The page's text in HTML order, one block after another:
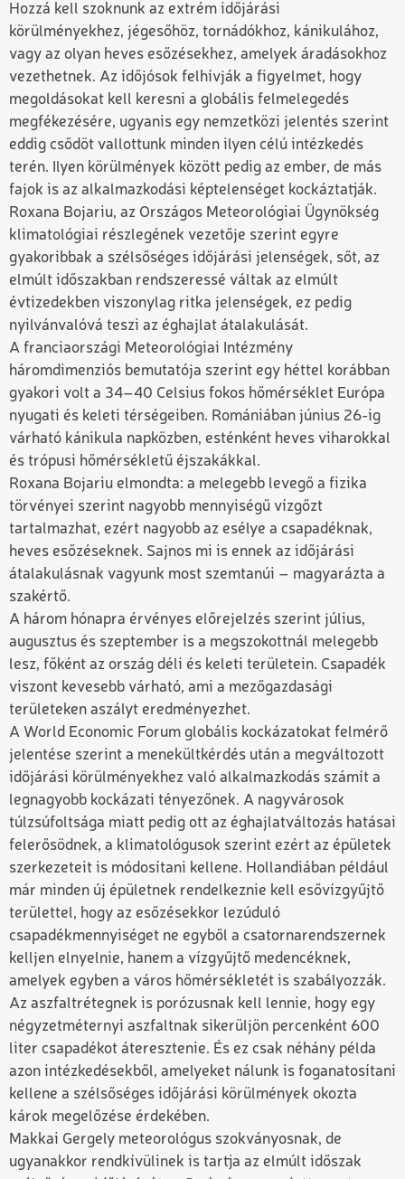
Hozzá kell szoknunk az extrém időjárási
körülményekhez, jégesőhöz, tornádókhoz, kánikulához,
vagy az olyan heves esőzésekhez, amelyek áradásokhoz
vezethetnek. Az időjósok felhívják a figyelmet, hogy
megoldásokat kell keresni a globális felmelegedés
megfékezésére, ugyanis egy nemzetközi jelentés szerint
eddig csődöt vallottunk minden ilyen célú intézkedés
terén. Ilyen körülmények között pedig az ember, de más
fajok is az alkalmazkodási képtelenséget kockáztatják.
Roxana Bojariu, az Országos Meteorológiai Ügynökség
klimatológiai részlegének vezetője szerint egyre
gyakoribbak a szélsőséges időjárási jelenségek, sőt, az
elmúlt időszakban rendszeressé váltak az elmúlt
évtizedekben viszonylag ritka jelenségek, ez pedig
nyilvánvalóvá teszi az éghajlat átalakulását.
A franciaországi Meteorológiai Intézmény
háromdimenziós bemutatója szerint egy héttel korábban
gyakori volt a 34–40 Celsius fokos hőmérséklet Európa
nyugati és keleti térségeiben. Romániában június 26-ig
várható kánikula napközben, esténként heves viharokkal
és trópusi hőmérsékletű éjszakákkal.
Roxana Bojariu elmondta: a melegebb levegő a fizika
törvényei szerint nagyobb mennyiségű vízgőzt
tartalmazhat, ezért nagyobb az esélye a csapadéknak,
heves esőzéseknek. Sajnos mi is ennek az időjárási
átalakulásnak vagyunk most szemtanúi – magyarázta a
szakértő.
A három hónapra érvényes előrejelzés szerint július,
augusztus és szeptember is a megszokottnál melegebb
lesz, főként az ország déli és keleti területein. Csapadék
viszont kevesebb várható, ami a mezőgazdasági
területeken aszályt eredményezhet.
A World Economic Forum globális kockázatokat felmérő
jelentése szerint a menekültkérdés után a megváltozott
időjárási körülményekhez való alkalmazkodás számít a
legnagyobb kockázati tényezőnek. A nagyvárosok
túlzsúfoltsága miatt pedig ott az éghajlatváltozás hatásai
felerősödnek, a klimatológusok szerint ezért az épületek
szerkezeteit is módosítani kellene. Hollandiában például
már minden új épületnek rendelkeznie kell esővízgyűjtő
területtel, hogy az esőzésekkor lezúduló
csapadékmennyiséget ne egyből a csatornarendszernek
kelljen elnyelnie, hanem a vízgyűjtő medencéknek,
amelyek egyben a város hőmérsékletét is szabályozzák.
Az aszfaltrétegnek is porózusnak kell lennie, hogy egy
négyzetméternyi aszfaltnak sikerüljön percenként 600
liter csapadékot áteresztenie. És ez csak néhány példa
azon intézkedésekből, amelyeket nálunk is foganatosítani
kellene a szélsőséges időjárási körülmények okozta
károk megelőzése érdekében.
Makkai Gergely meteorológus szokványosnak, de
ugyanakkor rendkívülinek is tartja az elmúlt időszak